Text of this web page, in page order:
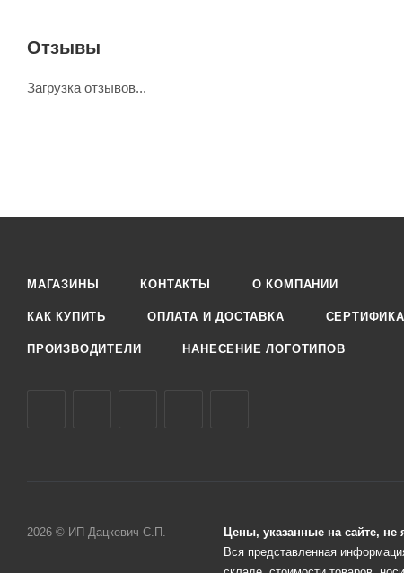
Отзывы
Загрузка отзывов...
МАГАЗИНЫ КОНТАКТЫ О КОМПАНИИ
КАК КУПИТЬ ОПЛАТА И ДОСТАВКА
ПРОИЗВОДИТЕЛИ НАНЕСЕНИЕ ЛОГОТИПОВ
2026 © ИП Дацкевич С.П.
Цены, указанные на сайте,
Вся представленная